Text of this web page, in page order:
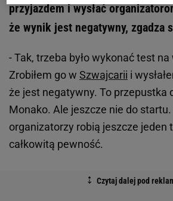
przyjazdem i wysłać
że wynik jest negatywny, zgadza
- Tak, trzeba było wykonać test na
Zrobiłem go w Szwajcarii i
że jest negatywny. To przepustka
Monako. Ale jeszcze nie do
organizatorzy robią jeszcze jeden
całkowitą pewność.